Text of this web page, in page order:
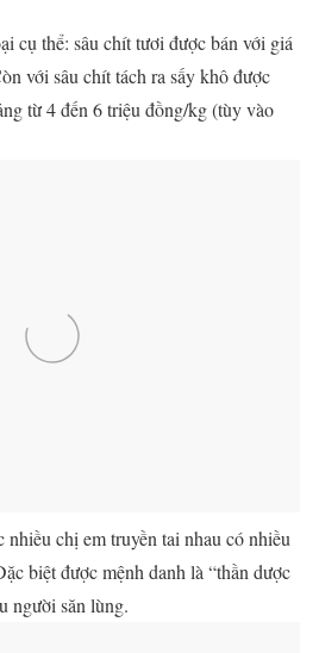
cụ thể: sâu chít tươi được bán với giá
với sâu chít tách ra sấy khô được
từ 4 đến 6 triệu đồng/kg (tùy vào
chị em truyền tai nhau có nhiều
biệt được mệnh danh là “thần dược
người săn lùng.